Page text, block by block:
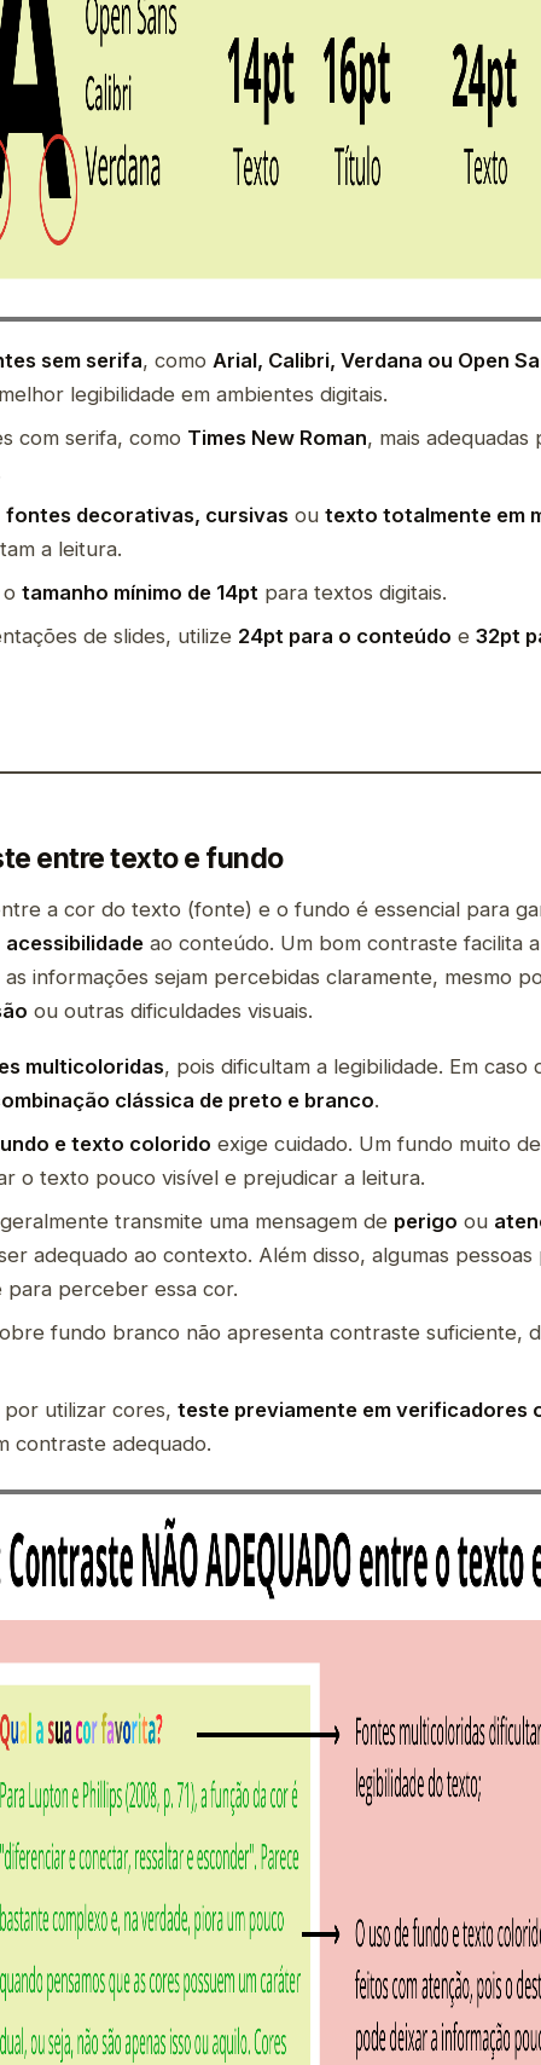
sem serifa, como Arial, Calibri, Verdana ou Open
legibilidade em ambientes digitais.
com serifa, como Times New Roman, mais adequadas
fontes decorativas, cursivas ou texto totalmente em
a leitura.
tamanho mínimo de 14pt para textos digitais.
de slides, utilize 24pt para o conteúdo e 32pt
entre texto e fundo
a cor do texto (fonte) e o fundo é essencial para
acessibilidade ao conteúdo. Um bom contraste facilita
informações sejam percebidas claramente, mesmo
ou outras dificuldades visuais.
multicoloridas, pois dificultam a legibilidade. Em caso
clássica de preto e branco.
e texto colorido exige cuidado. Um fundo muito
o texto pouco visível e prejudicar a leitura.
transmite uma mensagem de perigo ou
adequado ao contexto. Além disso, algumas
para perceber essa cor.
fundo branco não apresenta contraste suficiente,
utilizar cores, teste previamente em verificadores
contraste adequado.